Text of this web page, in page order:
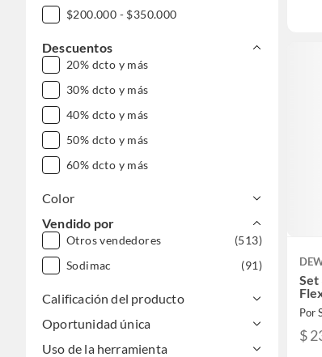
$200.000 - $350.000
Descuentos
20% dcto y más
30% dcto y más
40% dcto y más
50% dcto y más
60% dcto y más
Color
Vendido por
Otros vendedores
(513)
Sodimac
(91)
Calificación del producto
Oportunidad única
Uso de la herramienta
Set
Por
$